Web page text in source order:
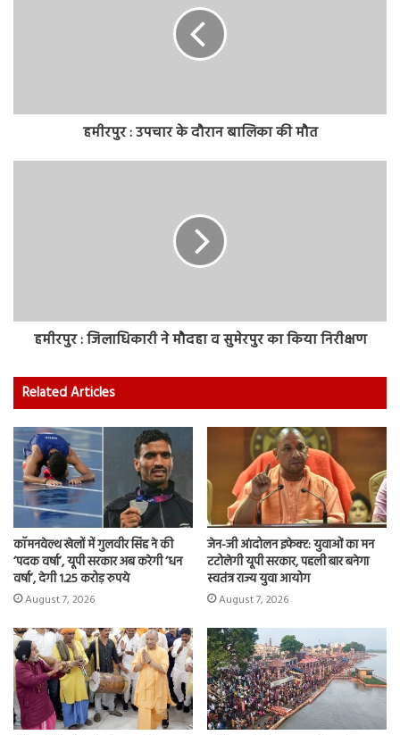
हमीरपुर : उपचार के दौरान बालिका की मौत
हमीरपुर : जिलाधिकारी ने मौदहा व सुमेरपुर का किया निरीक्षण
Related Articles
कॉमनवेल्थ खेलों में गुलवीर सिंह ने की
‘पदक वर्षा’, यूपी सरकार अब करेगी ‘धन
वर्षा’, देगी 1.25 करोड़ रुपये
August 7, 2026
जेन-जी आंदोलन इफेक्ट: युवाओं का मन
टटोलेगी यूपी सरकार, पहली बार बनेगा
स्वतंत्र राज्य युवा आयोग
August 7, 2026